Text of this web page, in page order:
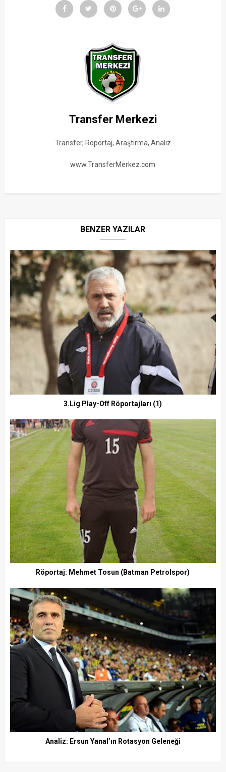
Transfer Merkezi
Transfer, Röportaj, Araştırma, Analiz
www.TransferMerkez.com
BENZER YAZILAR
3.Lig Play-Off Röportajları (1)
Röportaj: Mehmet Tosun (Batman Petrolspor)
Analiz: Ersun Yanal’ın Rotasyon Geleneği